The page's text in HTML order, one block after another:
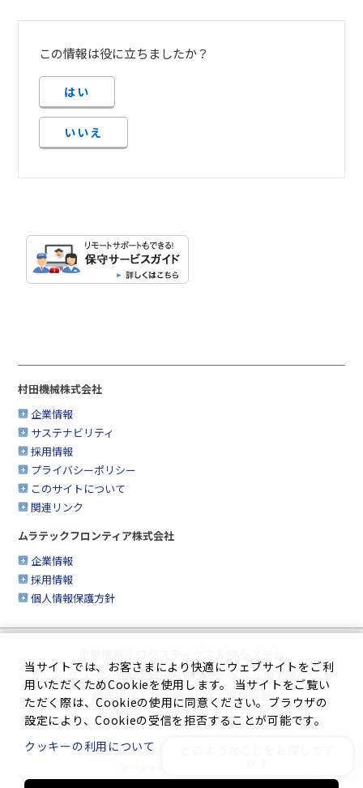
この情報は役に立ちましたか？
はい
いいえ
村田機械株式会社
企業情報
サステナビリティ
採用情報
プライバシーポリシー
このサイトについて
関連リンク
ムラテックフロンティア株式会社
企業情報
採用情報
個人情報保護方針
クリーンFA | 工作機械 | シートメタル加工機
繊維機械 | 複合機＆FAX・情報機器
生産管理システム | サイトマップ
プライバシーポリシー
当サイトでは、お客さまにより快適にウェブサイトをご利
用いただくためCookieを使用します。 当サイトをご覧い
ただく際は、Cookieの使用に同意ください。ブラウザの
設定により、Cookieの受信を拒否することが可能です。
クッキーの利用について